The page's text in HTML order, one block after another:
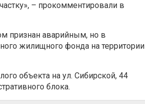
– прокомментировали в
признан аварийным, но в
жилищного фонда на территории
объекта на ул. Сибирской, 44
блока.